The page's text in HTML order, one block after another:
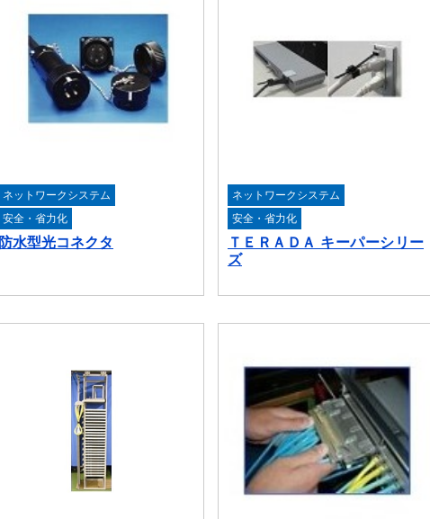
ネットワークシステム
安全・省力化
防水型光コネクタ
ネットワークシステム
安全・省力化
ＴＥＲＡＤＡ キーパーシリー
ズ